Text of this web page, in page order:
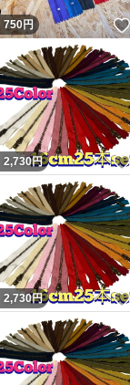
750円
2,730円
2,730円